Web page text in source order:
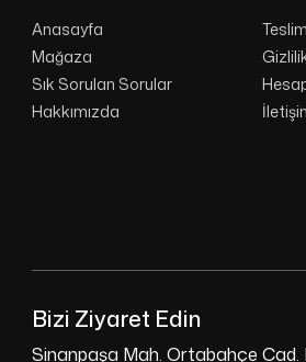
Bizi Ziyaret Edin
Sinanpaşa Mah. Ortabahçe Cad.
Anasayfa
Mağaza
Sık Sorulan Sorular
Hakkımızda